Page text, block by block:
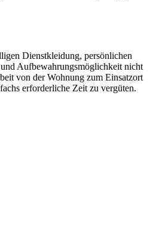
Dienstkleidung, persönlichen
Aufbewahrungsmöglichkeit nicht
von der Wohnung zum Einsatzort
erforderliche Zeit zu vergüten.